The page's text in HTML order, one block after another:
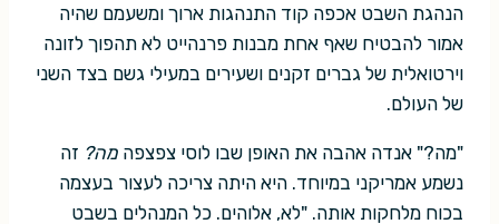
הנהגת השבט אכפה קוד התנהגות ארוך ומשעמם שהיה
אמור להבטיח שאף אחת מבנות פרנהייט לא תהפוך לזונה
וירטואלית של גברים זקנים ושעירים במעילי גשם בצד השני
של העולם.
"מה?" אנדה אהבה את האופן שבו לוסי צפצפה מה? זה
נשמע אמריקני במיוחד. היא היתה צריכה לעצור בעצמה
בכוח מלחקות אותה. "לא, אלוהים. כל המנהלים בשבט